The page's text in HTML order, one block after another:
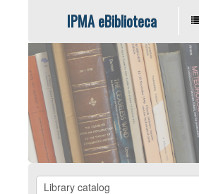
IPMA eBiblioteca